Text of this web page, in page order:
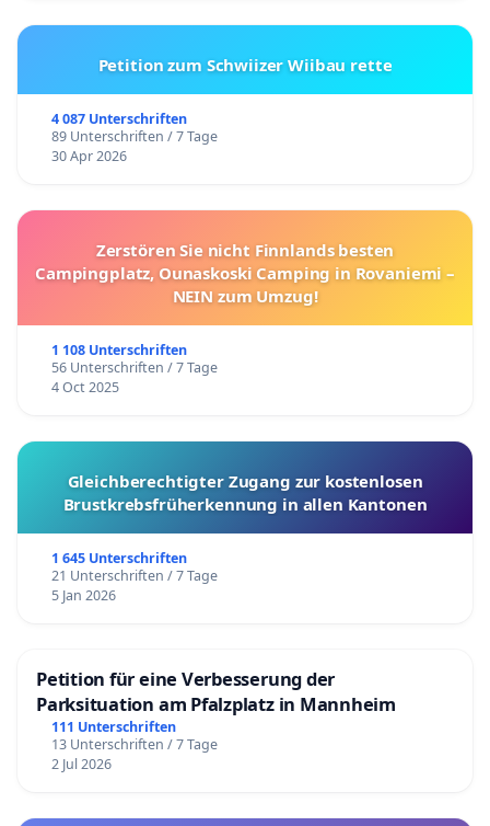
Petition zum Schwiizer Wiibau rette
4 087 Unterschriften
89 Unterschriften / 7 Tage
30 Apr 2026
Zerstören Sie nicht Finnlands besten
Campingplatz, Ounaskoski Camping in Rovaniemi –
NEIN zum Umzug!
1 108 Unterschriften
56 Unterschriften / 7 Tage
4 Oct 2025
Gleichberechtigter Zugang zur kostenlosen
Brustkrebsfrüherkennung in allen Kantonen
1 645 Unterschriften
21 Unterschriften / 7 Tage
5 Jan 2026
Petition für eine Verbesserung der
Parksituation am Pfalzplatz in Mannheim
111 Unterschriften
13 Unterschriften / 7 Tage
2 Jul 2026